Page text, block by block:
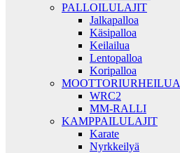
PALLOILULAJIT
Jalkapalloa
Käsipalloa
Keilailua
Lentopalloa
Koripalloa
MOOTTORIURHEILUA
WRC2
MM-RALLI
KAMPPAILULAJIT
Karate
Nyrkkeilyä